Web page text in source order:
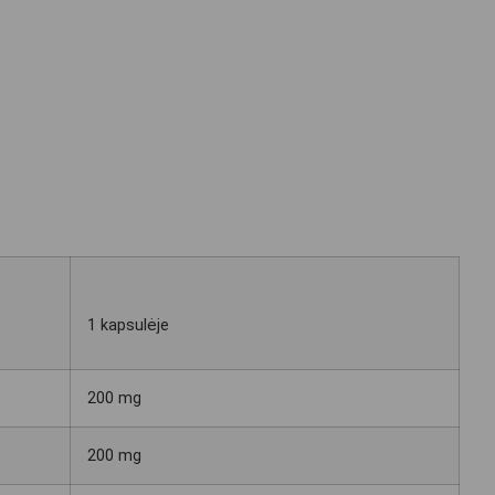
1 kapsulėje
200 mg
200 mg